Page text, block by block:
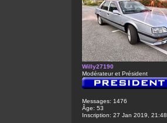
Willy27190
Modérateur et Président
Messages: 1476
Âge: 53
Inscription: 27 Jan 2019, 21:48